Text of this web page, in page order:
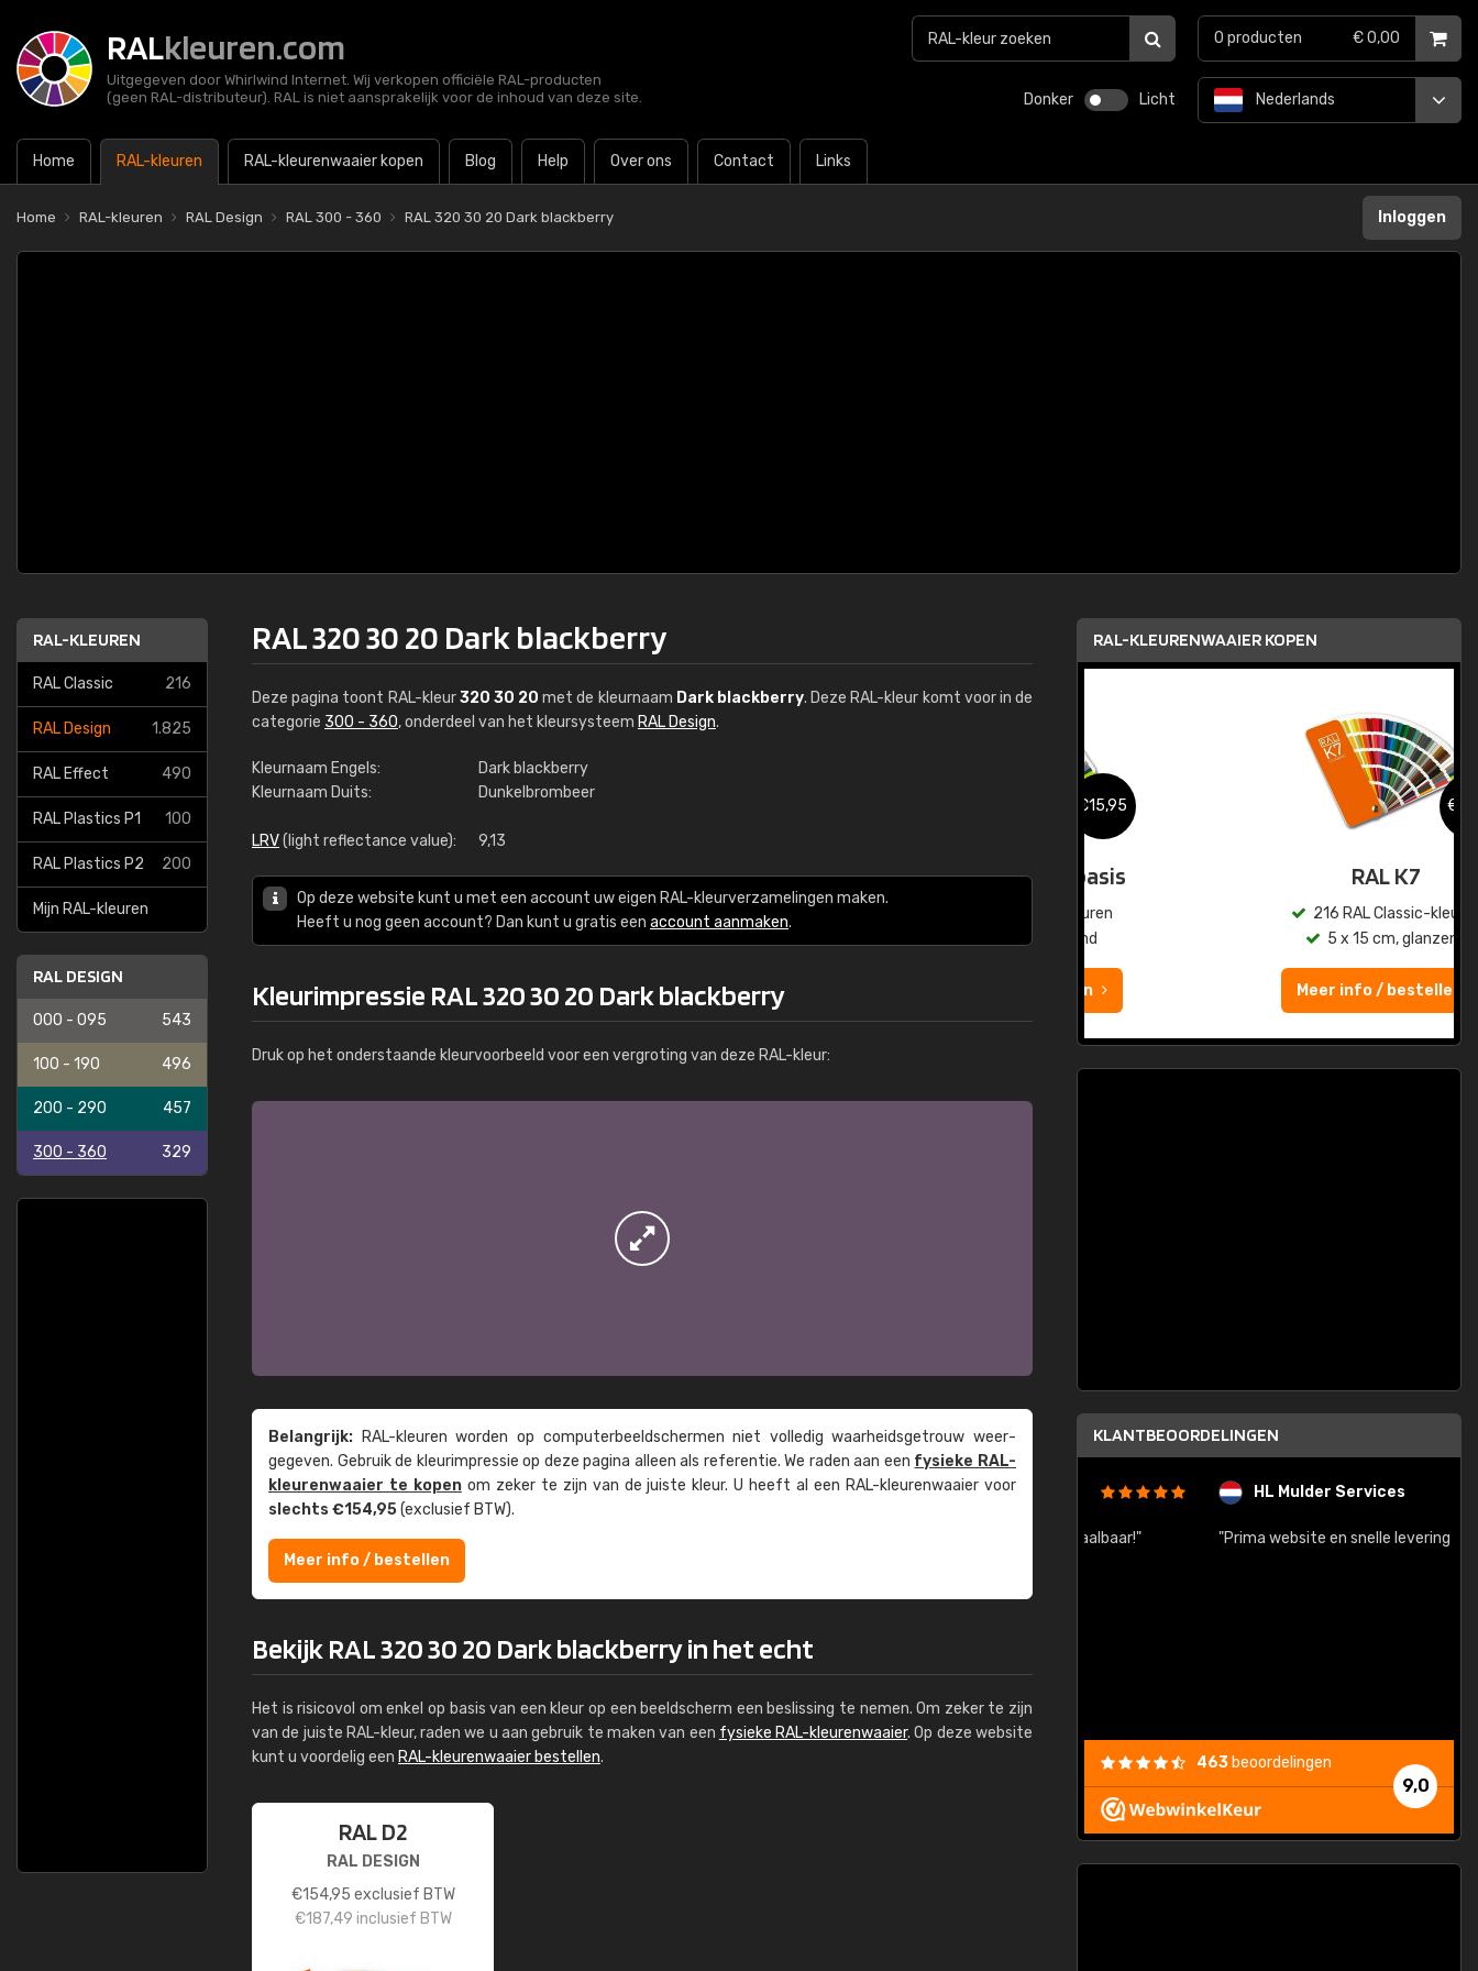
RALkleuren.com
Uitgegeven door Whirlwind Internet. Wij verkopen officiële RAL-producten
(geen RAL-distributeur). RAL is niet aansprakelijk voor de inhoud van deze site.
Donker Licht
Home RAL-kleuren RAL-kleurenwaaier kopen Blog Help Over ons Contact Links
Nederlands
0 producten € 0,00
Home RAL-kleuren RAL Design RAL 300 - 360 RAL 320 30 20 Dark blackberry Inloggen
RAL-KLEUREN
RAL Classic 216
RAL Design 1.825
RAL Effect 490
RAL Plastics P1 100
RAL Plastics P2 200
Mijn RAL-kleuren
RAL DESIGN
000 - 095 543
100 - 190 496
200 - 290 457
300 - 360 329
RAL 320 30 20 Dark blackberry
Deze pagina toont RAL-kleur320 30 20 met de kleurnaam Dark blackberry. Deze RAL-kleur komt voor in de
categorie 300 - 360, onderdeel van het kleursysteem RAL Design.
Kleurnaam Engels:
Dark blackberry
Kleurnaam Duits:
Dunkelbrombeer
LRV(light reflectance value): 9,13
Op deze website kunt u met een account uw eigen RAL-kleurverzamelingen maken.
Heeft u nog geen account? Dan kunt u gratis een account aanmaken.
Kleurimpressie RAL 320 30 20 Dark blackberry
Druk op het onderstaande kleurvoorbeeld voor een vergroting van deze RAL-kleur:
Belangrijk: RAL-kleuren worden op computer­beeld­schermen niet volledig waarheids­­getrouw weer­
gegeven. Gebruik de kleur­impressie op deze pagina alleen als referentie. We raden aan een fysieke RAL-
kleuren­waaier te kopenom zeker te zijn van de juiste kleur. U heeft al een RAL-kleuren­waaier voor
slechts €154,95(exclusief BTW).
Meer info / bestellen
Bekijk RAL 320 30 20 Dark blackberry in het echt
Het is risicovol om enkel op basis van een kleur op een beeldscherm een beslissing te nemen. Om zeker te zijn
van de juiste RAL-kleur, raden we u aan gebruik te maken van een fysieke RAL-kleurenwaaier. Op deze website
kunt u voordelig een RAL-kleurenwaaier bestellen.
RAL D2
RAL DESIGN
€154,95 exclusief BTW
€187,49 inclusief BTW
RAL-KLEURENWAAIER KOPEN
RAL K7 op waterbasis
€15,95
216 RAL Classic-kleuren
5 x 15 cm, glanzend
Meer info / bestellen
KLANTBEOORDELINGEN
Kambier BV HL Mulder Services
"Prima website en snelle levering na bestelling"
9,0
463 beoordelingen